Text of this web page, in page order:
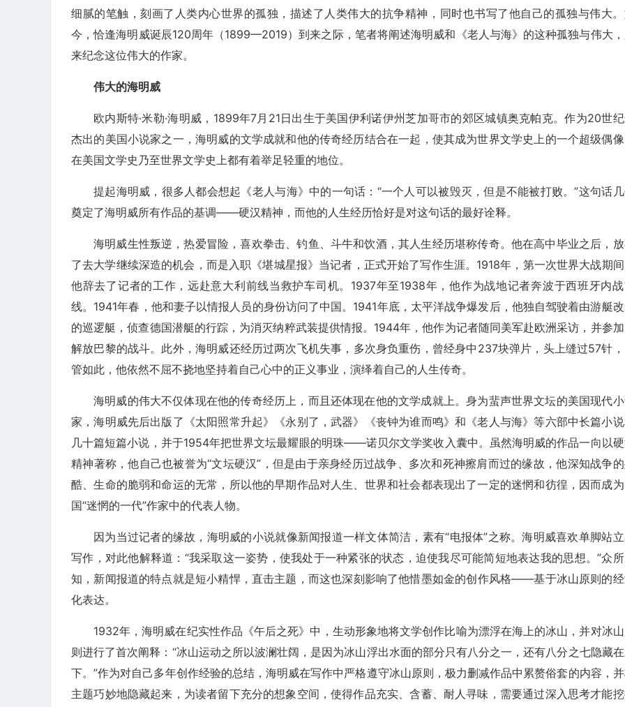
细腻的笔触，刻画了人类内心世界的孤独，描述了人类伟大的抗争精神，同时也书写了他自己的孤独与伟大
今，恰逢海明威诞辰120周年（1899—2019）到来之际，笔者将阐述海明威和《老人与海》的这种孤独与伟大
来纪念这位伟大的作家。
伟大的海明威
欧内斯特·米勒·海明威，1899年7月21日出生于美国伊利诺伊州芝加哥市的郊区城镇奥克帕克。作为20世
杰出的美国小说家之一，海明威的文学成就和他的传奇经历结合在一起，使其成为世界文学史上的一个超级偶像
在美国文学史乃至世界文学史上都有着举足轻重的地位。
提起海明威，很多人都会想起《老人与海》中的一句话：“一个人可以被毁灭，但是不能被打败。”这句话
奠定了海明威所有作品的基调——硬汉精神，而他的人生经历恰好是对这句话的最好诠释。
海明威生性叛逆，热爱冒险，喜欢拳击、钓鱼、斗牛和饮酒，其人生经历堪称传奇。他在高中毕业之后，
了去大学继续深造的机会，而是入职《堪城星报》当记者，正式开始了写作生涯。1918年，第一次世界大战期间
他辞去了记者的工作，远赴意大利前线当救护车司机。1937年至1938年，他作为战地记者奔波于西班牙内
线。1941年春，他和妻子以情报人员的身份访问了中国。1941年底，太平洋战争爆发后，他独自驾驶着由游艇
的巡逻艇，侦查德国潜艇的行踪，为消灭纳粹武装提供情报。1944年，他作为记者随同美军赴欧洲采访，并参
解放巴黎的战斗。此外，海明威还经历过两次飞机失事，多次身负重伤，曾经身中237块弹片，头上缝过57针
管如此，他依然不屈不挠地坚持着自己心中的正义事业，演绎着自己的人生传奇。
海明威的伟大不仅体现在他的传奇经历上，而且还体现在他的文学成就上。身为蜚声世界文坛的美国现代
家，海明威先后出版了《太阳照常升起》《永别了，武器》《丧钟为谁而鸣》和《老人与海》等六部中长篇小
几十篇短篇小说，并于1954年把世界文坛最耀眼的明珠——诺贝尔文学奖收入囊中。虽然海明威的作品一向以
精神著称，他自己也被誉为“文坛硬汉”，但是由于亲身经历过战争、多次和死神擦肩而过的缘故，他深知战争
酷、生命的脆弱和命运的无常，所以他的早期作品对人生、世界和社会都表现出了一定的迷惘和彷徨，因而成
国“迷惘的一代”作家中的代表人物。
因为当过记者的缘故，海明威的小说就像新闻报道一样文体简洁，素有“电报体”之称。海明威喜欢单脚站
写作，对此他解释道：“我采取这一姿势，使我处于一种紧张的状态，迫使我尽可能简短地表达我的思想。”众
知，新闻报道的特点就是短小精悍，直击主题，而这也深刻影响了他惜墨如金的创作风格——基于冰山原则的
化表达。
1932年，海明威在纪实性作品《午后之死》中，生动形象地将文学创作比喻为漂浮在海上的冰山，并对冰
则进行了首次阐释：“冰山运动之所以波澜壮阔，是因为冰山浮出水面的部分只有八分之一，还有八分之七隐藏
下。”作为对自己多年创作经验的总结，海明威在写作中严格遵守冰山原则，极力删减作品中累赘俗套的内容，
主题巧妙地隐藏起来，为读者留下充分的想象空间，使得作品充实、含蓄、耐人寻味，需要通过深入思考才能